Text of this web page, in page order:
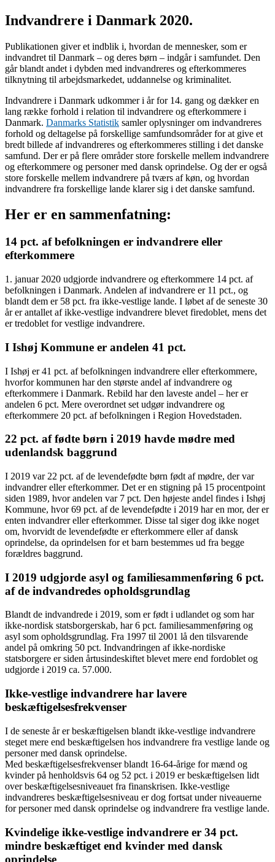
Indvandrere i Danmark 2020.
Publikationen giver et indblik i, hvordan de mennesker, som er
indvandret til Danmark – og deres børn – indgår i samfundet. Den
går blandt andet i dybden med indvandreres og efterkommeres
tilknytning til arbejdsmarkedet, uddannelse og kriminalitet.
Indvandrere i Danmark udkommer i år for 14. gang og dækker en
lang række forhold i relation til indvandrere og efterkommere i
Danmark. Danmarks Statistik samler oplysninger om indvandreres
forhold og deltagelse på forskellige samfundsområder for at give et
bredt billede af indvandreres og efterkommeres stilling i det danske
samfund. Der er på flere områder store forskelle mellem indvandrere
og efterkommere og personer med dansk oprindelse. Og der er også
store forskelle mellem indvandrere på tværs af køn, og hvordan
indvandrere fra forskellige lande klarer sig i det danske samfund.
Her er en sammenfatning:
14 pct. af befolkningen er indvandrere eller
efterkommere
1. januar 2020 udgjorde indvandrere og efterkommere 14 pct. af
befolkningen i Danmark. Andelen af indvandrere er 11 pct., og
blandt dem er 58 pct. fra ikke-vestlige lande. I løbet af de seneste 30
år er antallet af ikke-vestlige indvandrere blevet firedoblet, mens det
er tredoblet for vestlige indvandrere.
I Ishøj Kommune er andelen 41 pct.
I Ishøj er 41 pct. af befolkningen indvandrere eller efterkommere,
hvorfor kommunen har den største andel af indvandrere og
efterkommere i Danmark. Rebild har den laveste andel – her er
andelen 6 pct. Mere overordnet set udgør indvandrere og
efterkommere 20 pct. af befolkningen i Region Hovedstaden.
22 pct. af fødte børn i 2019 havde mødre med
udenlandsk baggrund
I 2019 var 22 pct. af de levendefødte børn født af mødre, der var
indvandrer eller efterkommer. Det er en stigning på 15 procentpoint
siden 1989, hvor andelen var 7 pct. Den højeste andel findes i Ishøj
Kommune, hvor 69 pct. af de levendefødte i 2019 har en mor, der er
enten indvandrer eller efterkommer. Disse tal siger dog ikke noget
om, hvorvidt de levendefødte er efterkommere eller af dansk
oprindelse, da oprindelsen for et barn bestemmes ud fra begge
forældres baggrund.
I 2019 udgjorde asyl og familiesammenføring 6 pct.
af de indvandredes opholdsgrundlag
Blandt de indvandrede i 2019, som er født i udlandet og som har
ikke-nordisk statsborgerskab, har 6 pct. familiesammenføring og
asyl som opholdsgrundlag. Fra 1997 til 2001 lå den tilsvarende
andel på omkring 50 pct. Indvandringen af ikke-nordiske
statsborgere er siden årtusindeskiftet blevet mere end fordoblet og
udgjorde i 2019 ca. 57.000.
Ikke-vestlige indvandrere har lavere
beskæftigelsesfrekvenser
I de seneste år er beskæftigelsen blandt ikke-vestlige indvandrere
steget mere end beskæftigelsen hos indvandrere fra vestlige lande og
personer med dansk oprindelse.
Med beskæftigelsesfrekvenser blandt 16-64-årige for mænd og
kvinder på henholdsvis 64 og 52 pct. i 2019 er beskæftigelsen lidt
over beskæftigelsesniveauet fra finanskrisen. Ikke-vestlige
indvandreres beskæftigelsesniveau er dog fortsat under niveauerne
for personer med dansk oprindelse og indvandrere fra vestlige lande.
Kvindelige ikke-vestlige indvandrere er 34 pct.
mindre beskæftiget end kvinder med dansk
oprindelse